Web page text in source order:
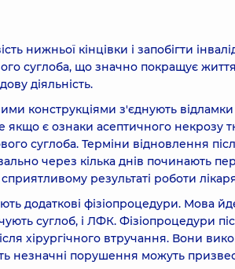
нижньої кінцівки і запобігти
суглоба, що значно покращує
діяльність.
конструкціями з'єднують відламки
є ознаки асептичного некрозу
суглоба. Терміни відновлення
через кілька днів починають
результаті роботи
додаткові фізіопроцедури. Мова
суглоб, і ЛФК. Фізіопроцедури
хірургічного втручання. Вони
незначні порушення можуть